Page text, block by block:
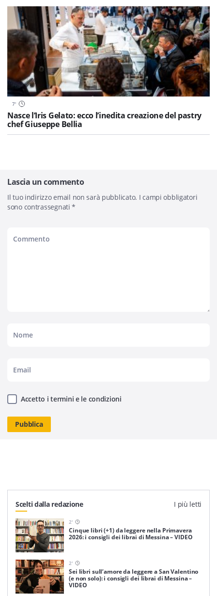
7'
Nasce l’Iris Gelato: ecco l’inedita creazione del pastry
chef Giuseppe Bellia
Lascia un commento
Il tuo indirizzo email non sarà pubblicato. I campi obbligatori
sono contrassegnati*
Accetto i termini e le condizioni
Scelti dalla redazione I più letti
2'
Cinque libri (+1) da leggere nella Primavera
2026: i consigli dei librai di Messina – VIDEO
2'
Sei libri sull’amore da leggere a San Valentino
(e non solo): i consigli dei librai di Messina –
VIDEO